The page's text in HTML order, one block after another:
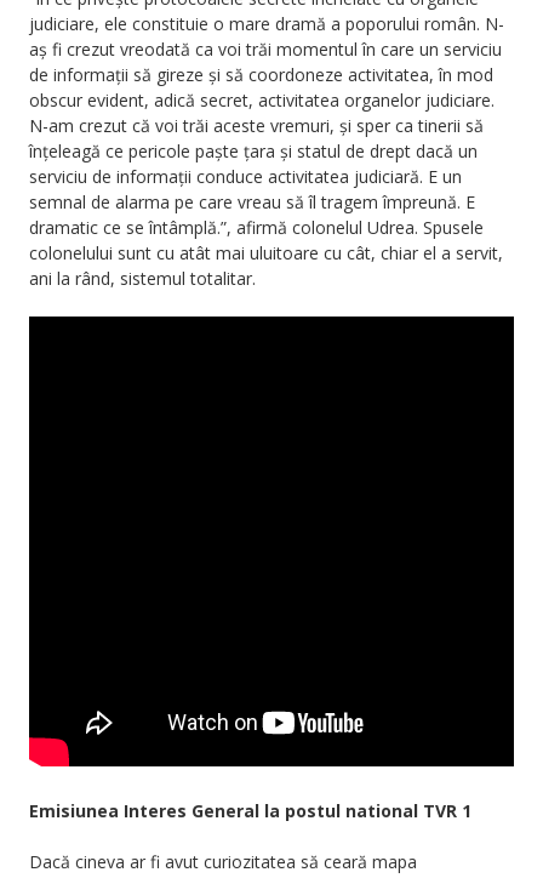
judiciare, ele constituie o mare dramă a poporului român. N-
aș fi crezut vreodată ca voi trăi momentul în care un serviciu
de informații să gireze și să coordoneze activitatea, în mod
obscur evident, adică secret, activitatea organelor judiciare.
N-am crezut că voi trăi aceste vremuri, și sper ca tinerii să
înțeleagă ce pericole paște țara și statul de drept dacă un
serviciu de informații conduce activitatea judiciară. E un
semnal de alarma pe care vreau să îl tragem împreună. E
dramatic ce se întâmplă.”, afirmă colonelul Udrea. Spusele
colonelului sunt cu atât mai uluitoare cu cât, chiar el a servit,
ani la rând, sistemul totalitar.
Emisiunea Interes General la postul national TVR 1
Dacă cineva ar fi avut curiozitatea să ceară mapa